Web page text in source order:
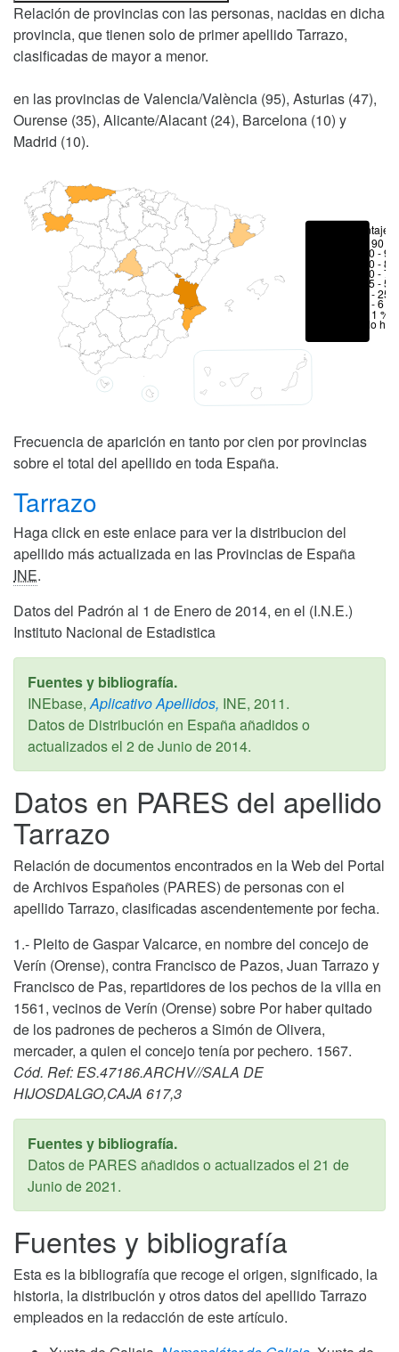
Relación de provincias con las personas, nacidas en dicha
provincia, que tienen solo de primer apellido Tarrazo,
clasificadas de mayor a menor.
en las provincias de Valencia/València (95), Asturias (47),
Ourense (35), Alicante/Alacant (24), Barcelona (10) y
Madrid (10).
Porcentajes
> 90 %
80 -
70 -
50 -
25 -
6 - 25
1 - 6 %
< 1 %
No hay
Frecuencia de aparición en tanto por cien por provincias
sobre el total del apellido en toda España.
Tarrazo
Haga click en este enlace para ver la distribucion del
apellido más actualizada en las Provincias de España
INE.
Datos del Padrón al 1 de Enero de 2014, en el (I.N.E.)
Instituto Nacional de Estadistica
Fuentes y bibliografía.
INEbase, Aplicativo Apellidos, INE, 2011.
Datos de Distribución en España añadidos o
actualizados el 2 de Junio de 2014.
Datos en PARES del apellido
Tarrazo
Relación de documentos encontrados en la Web del Portal
de Archivos Españoles (PARES) de personas con el
apellido Tarrazo, clasificadas ascendentemente por fecha.
1.- Pleito de Gaspar Valcarce, en nombre del concejo de
Verín (Orense), contra Francisco de Pazos, Juan Tarrazo y
Francisco de Pas, repartidores de los pechos de la villa en
1561, vecinos de Verín (Orense) sobre Por haber quitado
de los padrones de pecheros a Simón de Olivera,
mercader, a quien el concejo tenía por pechero. 1567.
Cód. Ref: ES.47186.ARCHV//SALA DE
HIJOSDALGO,CAJA 617,3
Fuentes y bibliografía.
Datos de PARES añadidos o actualizados el 21 de
Junio de 2021.
Fuentes y bibliografía
Esta es la bibliografía que recoge el origen, significado, la
historia, la distribución y otros datos del apellido Tarrazo
empleados en la redacción de este artículo.